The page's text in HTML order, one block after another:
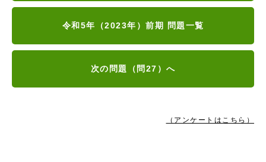
令和5年（2023年）前期 問題一覧
次の問題（問27）へ
（アンケートはこちら）